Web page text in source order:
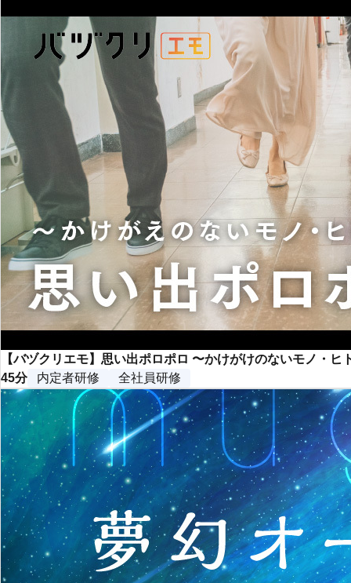
【バヅクリエモ】思い出ポロポロ 〜かけがけのないモノ・ヒ
45分
内定者研修 全社員研修